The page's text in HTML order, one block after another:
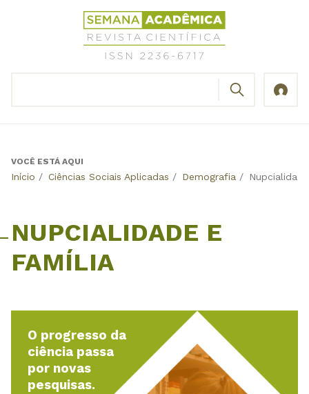
Revista
Científica
Semana
Back
VOCÊ ESTÁ AQUI
Início / Ciências Sociais Aplicadas / Demografia /
NUPCIALIDADE E
FAMÍLIA
O progresso da
ciência passa
por novas
pesquisas.